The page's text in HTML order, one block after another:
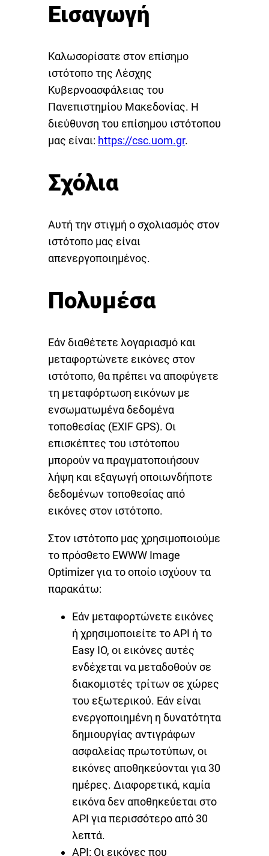
Εισαγωγή
Καλωσορίσατε στον επίσημο
ιστότοπο της Λέσχης
Κυβερνοασφάλειας του
Πανεπιστημίου Μακεδονίας. Η
διεύθυνση του επίσημου ιστότοπου
μας είναι: https://csc.uom.gr.
Σχόλια
Αυτή την στιγμή ο σχολιασμός στον
ιστότοπο μας είναι
απενεργοποιημένος.
Πολυμέσα
Εάν διαθέτετε λογαριασμό και
μεταφορτώνετε εικόνες στον
ιστότοπο, θα πρέπει να αποφύγετε
τη μεταφόρτωση εικόνων με
ενσωματωμένα δεδομένα
τοποθεσίας (EXIF GPS). Οι
επισκέπτες του ιστότοπου
μπορούν να πραγματοποιήσουν
λήψη και εξαγωγή οποιωνδήποτε
δεδομένων τοποθεσίας από
εικόνες στον ιστότοπο.
Στον ιστότοπο μας χρησιμοποιούμε
το πρόσθετο EWWW Image
Optimizer για το οποίο ισχύουν τα
παρακάτω:
Εάν μεταφορτώνετε εικόνες
ή χρησιμοποιείτε το API ή το
Easy IO, οι εικόνες αυτές
ενδέχεται να μεταδοθούν σε
διακομιστές τρίτων σε χώρες
του εξωτερικού. Εάν είναι
ενεργοποιημένη η δυνατότητα
δημιουργίας αντιγράφων
ασφαλείας πρωτοτύπων, οι
εικόνες αποθηκεύονται για 30
ημέρες. Διαφορετικά, καμία
εικόνα δεν αποθηκεύεται στο
API για περισσότερο από 30
λεπτά.
API: Οι εικόνες που